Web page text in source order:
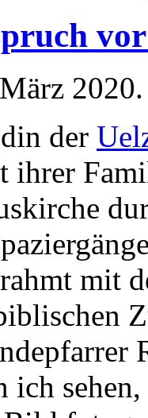
2020.
der
ihrer
mit
ich